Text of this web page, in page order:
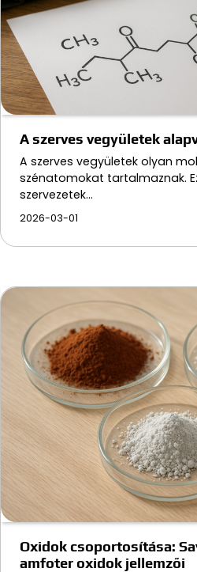
A szerves vegyületek
A szerves vegyületek olyan
szénatomokat tartalmaznak.
szervezetek…
2026-03-01
Oxidok csoportosítása:
amfoter oxidok jellemzői